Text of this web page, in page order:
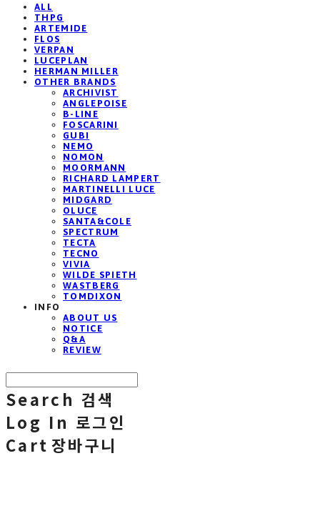
ALL
THPG
ARTEMIDE
FLOS
VERPAN
LUCEPLAN
HERMAN MILLER
OTHER BRANDS
ARCHIVIST
ANGLEPOISE
B-LINE
FOSCARINI
GUBI
NEMO
NOMON
MOORMANN
RICHARD LAMPERT
MARTINELLI LUCE
MIDGARD
OLUCE
SANTA&COLE
SPECTRUM
TECTA
TECNO
VIVIA
WILDE SPIETH
WASTBERG
TOMDIXON
INFO
ABOUT US
NOTICE
Q&A
REVIEW
Search 검색
Log In 로그인
Cart 장바구니